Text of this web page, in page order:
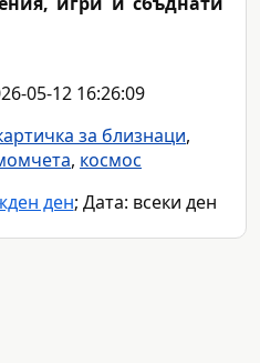
05-12 16:26:09
за близнаци,
, космос
ден; Дата: всеки ден